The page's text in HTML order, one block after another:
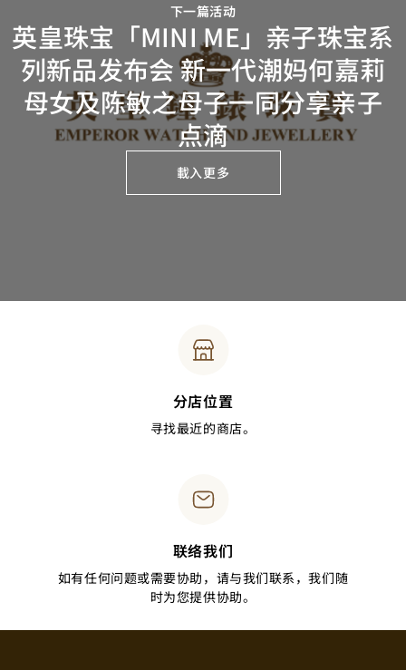
下一篇活动
英皇珠宝「MINI ME」亲子珠宝系
列新品发布会 新一代潮妈何嘉莉
母女及陈敏之母子一同分享亲子
点滴
載入更多
分店位置
寻找最近的商店。
联络我们
如有任何问题或需要协助，请与我们联系，我们随
时为您提供协助。